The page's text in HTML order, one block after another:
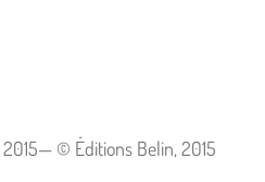
© Éditions Belin, 2015